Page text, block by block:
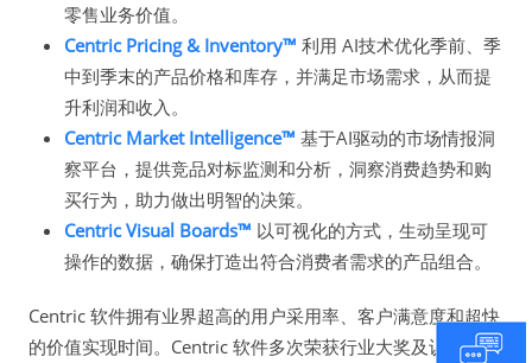
零售业务价值。
Centric Pricing & Inventory™ 利用 AI技术优化季前、季
中到季末的产品价格和库存，并满足市场需求，从而提
升利润和收入。
Centric Market Intelligence™ 基于AI驱动的市场情报洞
察平台，提供竞品对标监测和分析，洞察消费趋势和购
买行为，助力做出明智的决策。
Centric Visual Boards™ 以可视化的方式，生动呈现可
操作的数据，确保打造出符合消费者需求的产品组合。
Centric 软件拥有业界超高的用户采用率、客户满意度和超快
的价值实现时间。Centric 软件多次荣获行业大奖及认可，并